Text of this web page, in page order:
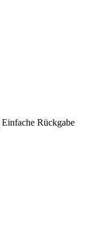
Einfache Rückgabe